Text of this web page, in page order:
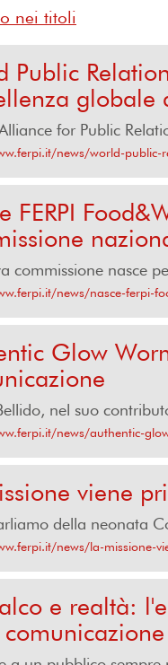
nei titoli
Public
for Public
news/world-public-
FERPI
commissione nasce
news/nasce-ferpi-
Glow
nel suo
news/authentic-
viene
della neonata
news/la-missione-
e realtà: